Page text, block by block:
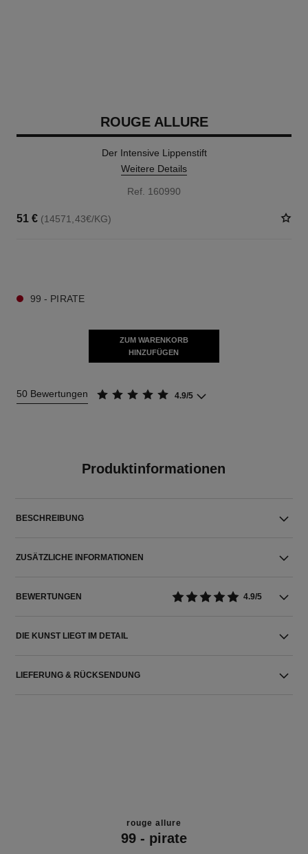
ROUGE ALLURE
Der Intensive Lippenstift
Weitere Details
Ref. 160990
51 € (14571,43€/KG)
99 - PIRATE
ZUM WARENKORB
HINZUFÜGEN
50 Bewertungen 4.9/5
Produktinformationen
BESCHREIBUNG
ZUSÄTZLICHE INFORMATIONEN
BEWERTUNGEN 4.9/5
DIE KUNST LIEGT IM DETAIL
LIEFERUNG & RÜCKSENDUNG
rouge allure
99 - pirate